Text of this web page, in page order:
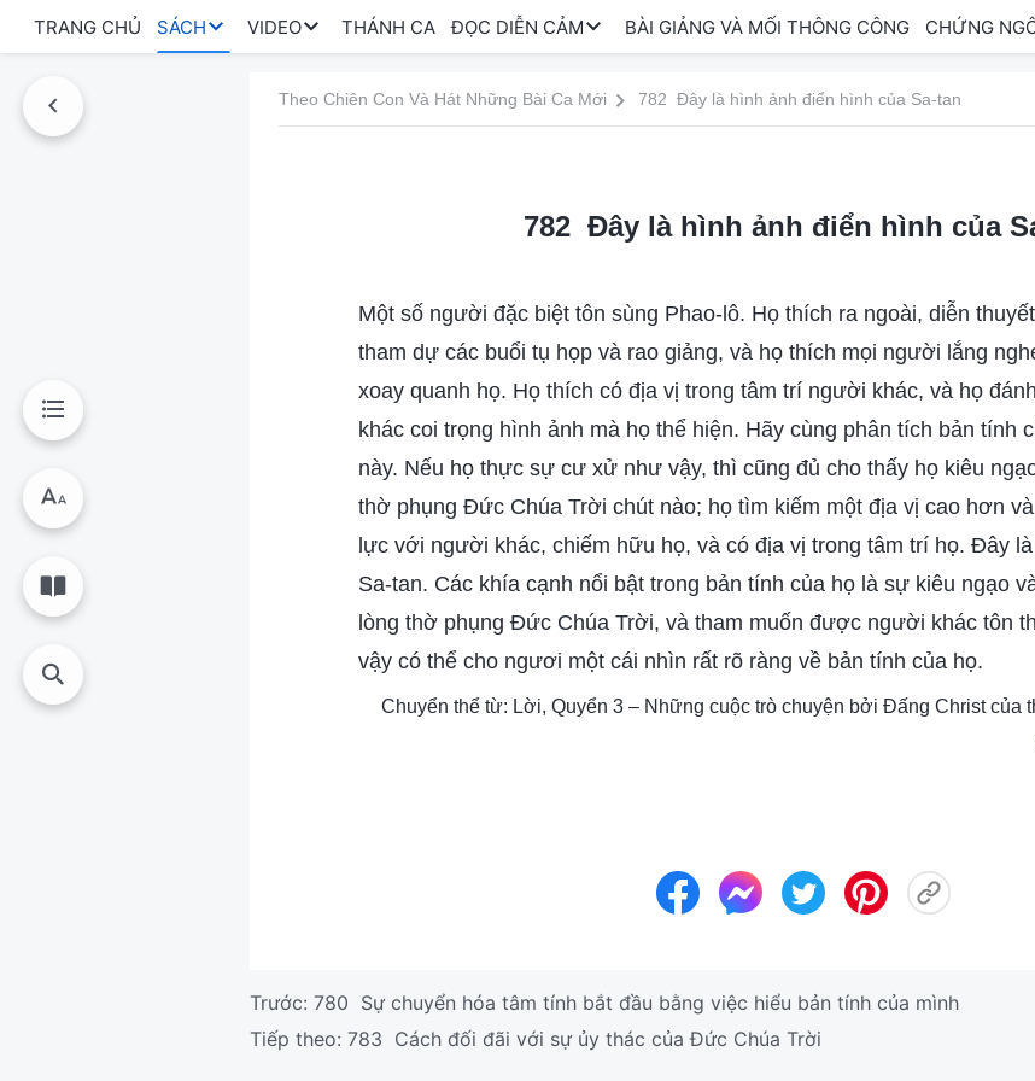
TRANG CHỦ SÁCH VIDEO THÁNH CA ĐỌC DIỄN CẢM BÀI GIẢNG VÀ MỐI THÔNG CÔNG CHỨNG
Theo Chiên Con Và Hát Những Bài Ca Mới 782 Đây là hình ảnh điển hình của Sa-tan
782 Đây là hình ảnh điển hình của
Một số người đặc biệt tôn sùng Phao-lô. Họ thích ra ngoài, diễn
tham dự các buổi tụ họp và rao giảng, và họ thích mọi người lắng
xoay quanh họ. Họ thích có địa vị trong tâm trí người khác, và họ
khác coi trọng hình ảnh mà họ thể hiện. Hãy cùng phân tích bản tính
này. Nếu họ thực sự cư xử như vậy, thì cũng đủ cho thấy họ kiêu
thờ phụng Đức Chúa Trời chút nào; họ tìm kiếm một địa vị cao hơn
lực với người khác, chiếm hữu họ, và có địa vị trong tâm trí họ. Đây
Sa-tan. Các khía cạnh nổi bật trong bản tính của họ là sự kiêu ngạo
lòng thờ phụng Đức Chúa Trời, và tham muốn được người khác tôn
vậy có thể cho ngươi một cái nhìn rất rõ ràng về bản tính của họ.
Chuyển thể từ: Lời, Quyển 3 – Những cuộc trò chuyện bởi Đấng Christ của
Trước: 780 Sự chuyển hóa tâm tính bắt đầu bằng việc hiểu bản tính của mình
Tiếp theo: 783 Cách đối đãi với sự ủy thác của Đức Chúa Trời